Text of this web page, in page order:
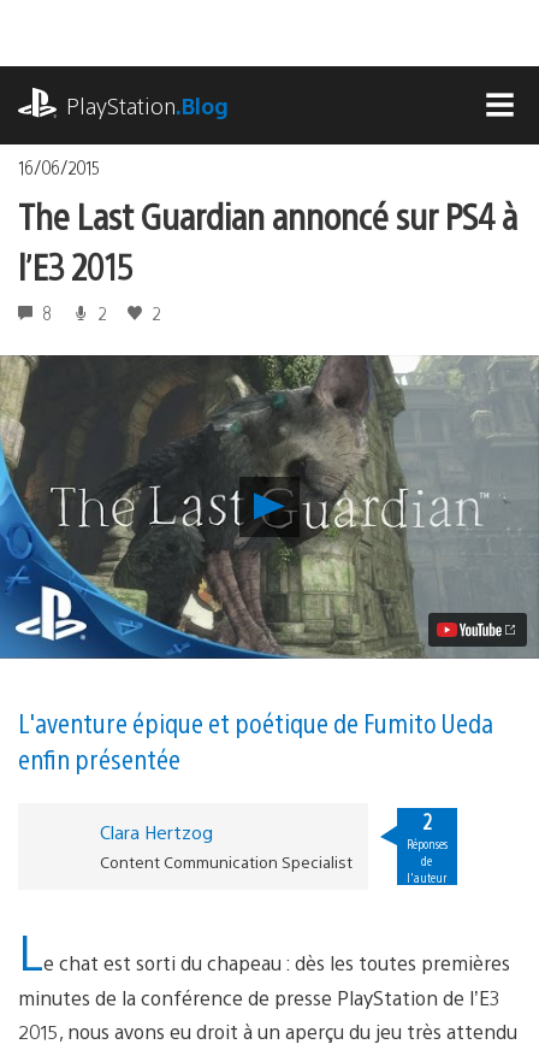
contenu
PlayStation.Blog
16/06/2015
The Last Guardian annoncé sur PS4 à
l’E3 2015
8 2 2
Lancer
la
vidéo
The
Last
Guardian
annoncé
sur
l’E3
2015
L'aventure épique et poétique de Fumito Ueda
enfin présentée
Clara Hertzog
Content Communication Specialist
2
Réponses
de
l'auteur
Le chat est sorti du chapeau : dès les toutes premières
minutes de la conférence de presse PlayStation de l’E3
2015, nous avons eu droit à un aperçu du jeu très attendu